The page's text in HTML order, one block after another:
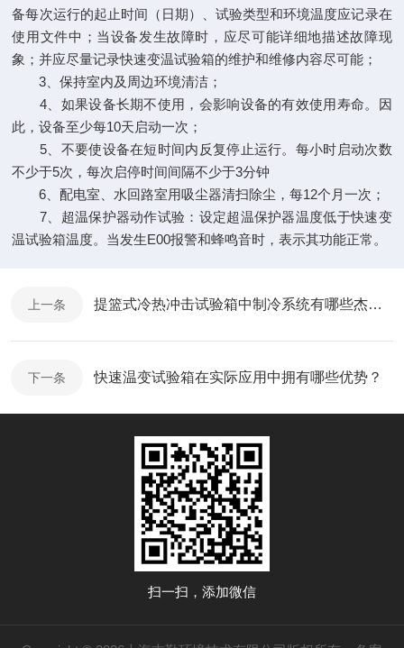
备每次运行的起止时间（日期）、试验类型和环境温度应记录在
使用文件中；当设备发生故障时，应尽可能详细地描述故障现
象；并应尽量记录快速变温试验箱的维护和维修内容尽可能；
3、保持室内及周边环境清洁；
4、如果设备长期不使用，会影响设备的有效使用寿命。因
此，设备至少每10天启动一次；
5、不要使设备在短时间内反复停止运行。每小时启动次数
不少于5次，每次启停时间间隔不少于3分钟
6、配电室、水回路室用吸尘器清扫除尘，每12个月一次；
7、超温保护器动作试验：设定超温保护器温度低于快速变
温试验箱温度。当发生E00报警和蜂鸣音时，表示其功能正常。
上一条 提篮式冷热冲击试验箱中制冷系统有哪些杰出表现？您想知道吗？
下一条 快速温变试验箱在实际应用中拥有哪些优势？
扫一扫，添加微信